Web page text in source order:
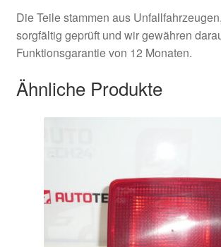
Die Teile stammen aus
sorgfältig geprüft und wir gewähren
Funktionsgarantie von 12 Monaten.
Ähnliche Produkte